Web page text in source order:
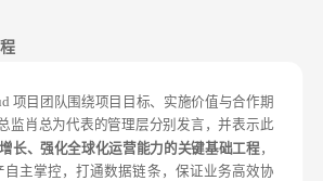
项目团队围绕项目目标、实施价值与合作期
监肖总为代表的管理层分别发言，并表示此
长、强化全球化运营能力的关键基础工程，
主掌控，打通数据链条，保证业务高效协